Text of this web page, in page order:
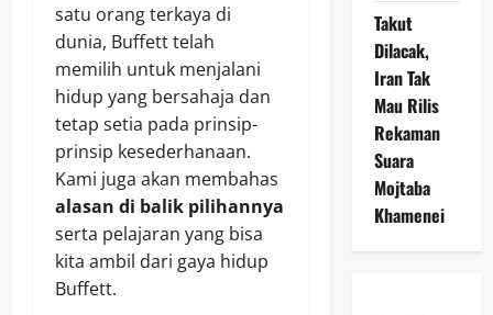
satu orang terkaya di
dunia, Buffett telah
memilih untuk menjalani
hidup yang bersahaja dan
tetap setia pada prinsip-
prinsip kesederhanaan.
Kami juga akan membahas
alasan di balik pilihannya
serta pelajaran yang bisa
kita ambil dari gaya hidup
Buffett.
Takut
Dilacak,
Iran Tak
Mau Rilis
Rekaman
Suara
Mojtaba
Khamenei